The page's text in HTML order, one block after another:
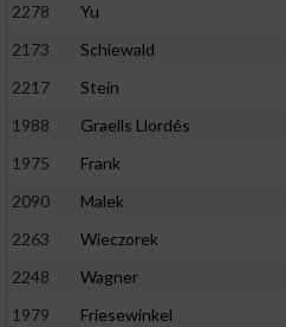
2278
Yu
2173
Schiewald
2217
Stein
1988
Graells Llordés
1975
Frank
2090
Malek
2263
Wieczorek
2248
Wagner
1979
Friesewinkel